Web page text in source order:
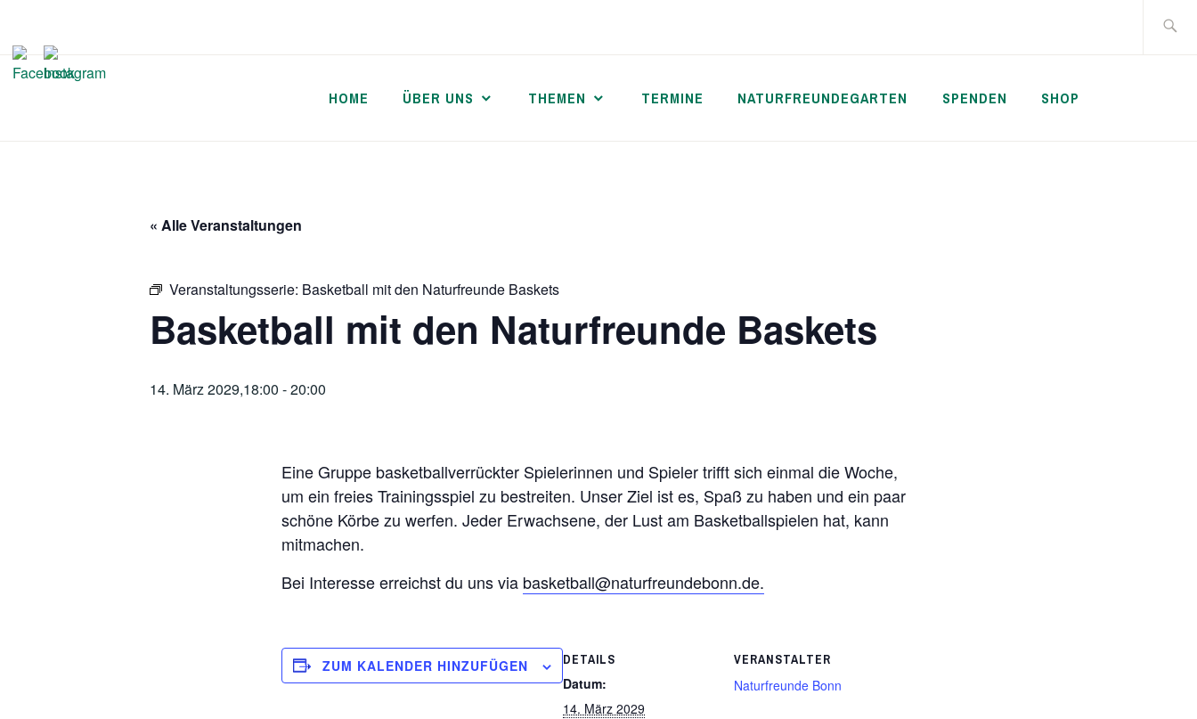
springen
nach:
HOME ÜBER UNS THEMEN TERMINE NATURFREUNDEGARTEN SPENDEN SHOP
« Alle Veranstaltungen
Veranstaltungsserie: Basketball mit den Naturfreunde Baskets
Basketball mit den Naturfreunde Baskets
14. März 2029,18:00 -20:00
Eine Gruppe basketballverrückter Spielerinnen und Spieler trifft sich einmal die Woche,
um ein freies Trainingsspiel zu bestreiten. Unser Ziel ist es, Spaß zu haben und ein paar
schöne Körbe zu werfen. Jeder Erwachsene, der Lust am Basketballspielen hat, kann
mitmachen.
Bei Interesse erreichst du uns via basketball@naturfreundebonn.de.
ZUM KALENDER HINZUFÜGEN DETAILS
Datum:
14. März 2029
VERANSTALTER
Naturfreunde Bonn